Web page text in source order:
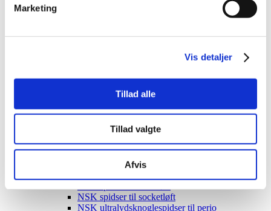
Marketing
Vis detaljer
Tillad alle
Tillad valgte
Afvis
KaVo Imaging
MELAG
NSK
NSK kirurgispidser til scaling
NSK skraber
NSK spidser til ekstraktion
NSK spidser til knoglekirurgi
NSK spidser til socketløft
NSK ultralydsknoglespidser til perio